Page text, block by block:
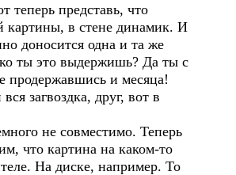
теперь представь, что
картины, в стене динамик. И
доносится одна и та же
ты это выдержишь? Да ты с
продержавшись и месяца!
загвоздка, друг, вот в
не совместимо. Теперь
что картина на каком-то
На диске, например. То